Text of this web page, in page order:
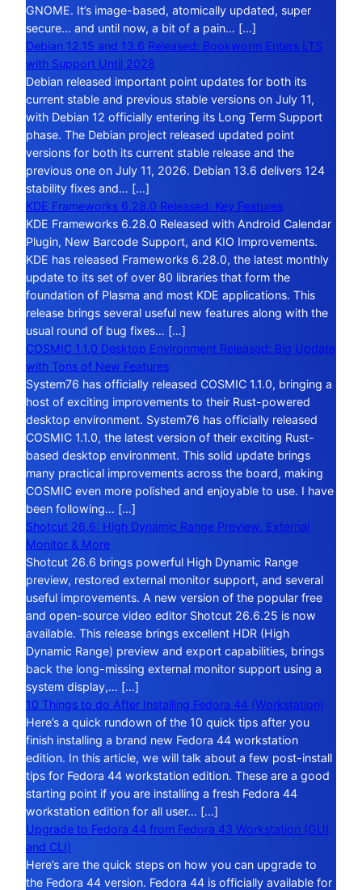
GNOME. It’s image-based, atomically updated, super
secure… and until now, a bit of a pain… […]
Debian 12.15 and 13.6 Released: Bookworm Enters LTS
with Support Until 2028
Debian released important point updates for both its
current stable and previous stable versions on July 11,
with Debian 12 officially entering its Long Term Support
phase. The Debian project released updated point
versions for both its current stable release and the
previous one on July 11, 2026. Debian 13.6 delivers 124
stability fixes and… […]
KDE Frameworks 6.28.0 Released: Key Features
KDE Frameworks 6.28.0 Released with Android Calendar
Plugin, New Barcode Support, and KIO Improvements.
KDE has released Frameworks 6.28.0, the latest monthly
update to its set of over 80 libraries that form the
foundation of Plasma and most KDE applications. This
release brings several useful new features along with the
usual round of bug fixes… […]
COSMIC 1.1.0 Desktop Environment Released: Big Update
with Tons of New Features
System76 has officially released COSMIC 1.1.0, bringing a
host of exciting improvements to their Rust-powered
desktop environment. System76 has officially released
COSMIC 1.1.0, the latest version of their exciting Rust-
based desktop environment. This solid update brings
many practical improvements across the board, making
COSMIC even more polished and enjoyable to use. I have
been following… […]
Shotcut 26.6: High Dynamic Range Preview, External
Monitor & More
Shotcut 26.6 brings powerful High Dynamic Range
preview, restored external monitor support, and several
useful improvements. A new version of the popular free
and open-source video editor Shotcut 26.6.25 is now
available. This release brings excellent HDR (High
Dynamic Range) preview and export capabilities, brings
back the long-missing external monitor support using a
system display,… […]
10 Things to do After Installing Fedora 44 (Workstation)
Here’s a quick rundown of the 10 quick tips after you
finish installing a brand new Fedora 44 workstation
edition. In this article, we will talk about a few post-install
tips for Fedora 44 workstation edition. These are a good
starting point if you are installing a fresh Fedora 44
workstation edition for all user… […]
Upgrade to Fedora 44 from Fedora 43 Workstation (GUI
and CLI)
Here’s are the quick steps on how you can upgrade to
the Fedora 44 version. Fedora 44 is officially available for